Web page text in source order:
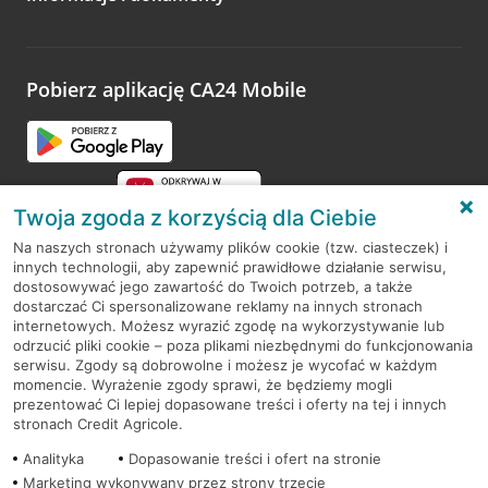
opinie.
Pobierz aplikację CA24 Mobile
RODO
Regulamin serwisu
Mapa serwisu
PolitykaCookies
Twoja zgoda z korzyścią dla Ciebie
Na naszych stronach używamy plików cookie (tzw. ciasteczek) i
innych technologii, aby zapewnić prawidłowe działanie serwisu,
dostosowywać jego zawartość do Twoich potrzeb, a także
dostarczać Ci spersonalizowane reklamy na innych stronach
internetowych. Możesz wyrazić zgodę na wykorzystywanie lub
odrzucić pliki cookie – poza plikami niezbędnymi do funkcjonowania
serwisu. Zgody są dobrowolne i możesz je wycofać w każdym
momencie. Wyrażenie zgody sprawi, że będziemy mogli
prezentować Ci lepiej dopasowane treści i oferty na tej i innych
stronach Credit Agricole.
Analityka
Dopasowanie treści i ofert na stronie
Marketing wykonywany przez strony trzecie